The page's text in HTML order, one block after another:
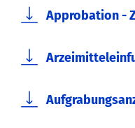
Approbation -